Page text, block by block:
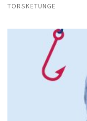
TORSKETUNGE